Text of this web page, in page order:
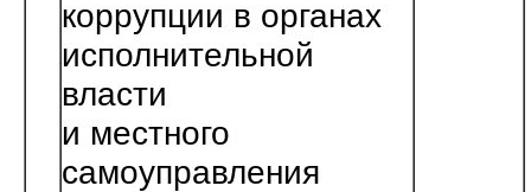
коррупции в органах
исполнительной
власти
и местного
самоуправления